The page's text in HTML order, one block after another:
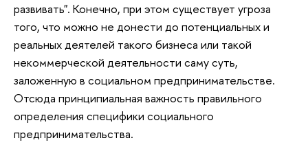
развивать". Конечно, при этом существует угроза
того, что можно не донести до потенциальных и
реальных деятелей такого бизнеса или такой
некоммерческой деятельности саму суть,
заложенную в социальном предпринимательстве.
Отсюда принципиальная важность правильного
определения специфики социального
предпринимательства.